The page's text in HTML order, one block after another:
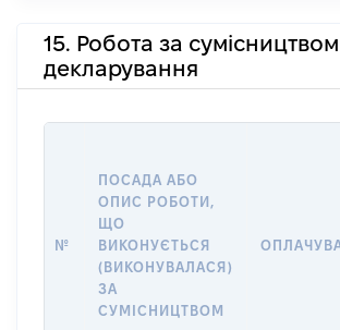
15. Робота за сумісництвом
декларування
№
ПОСАДА АБО
ОПИС РОБОТИ,
ЩО
ВИКОНУЄТЬСЯ
(ВИКОНУВАЛАСЯ)
ЗА
СУМІСНИЦТВОМ